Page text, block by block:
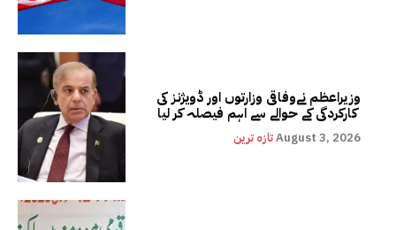
وزیراعظم نےوفاقی وزارتوں اور ڈویژنز کی
کارکردگی کے حوالے سے اہم فیصلہ کر لیا
تازہ ترینAugust 3, 2026